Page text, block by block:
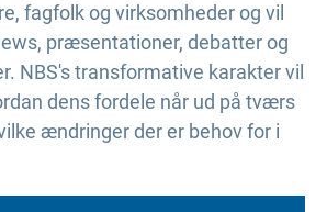
fagfolk og virksomheder og vil
præsentationer, debatter og
NBS's transformative karakter vil
dens fordele når ud på tværs
ændringer der er behov for i